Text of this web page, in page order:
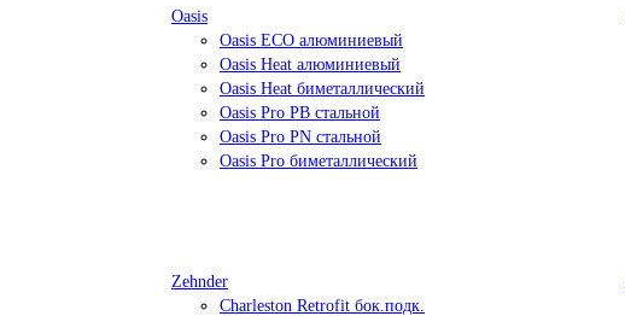
Oasis
Oasis ECO алюминиевый
Oasis Heat алюминиевый
Oasis Heat биметаллический
Oasis Pro PB стальной
Oasis Pro PN стальной
Oasis Pro биметаллический
Zehnder
Charleston Retrofit бок.подк.